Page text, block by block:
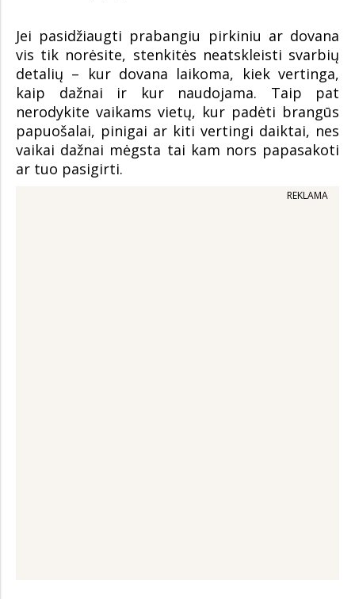
Jei pasidžiaugti prabangiu pirkiniu ar dovana
vis tik norėsite, stenkitės neatskleisti svarbių
detalių – kur dovana laikoma, kiek vertinga,
kaip dažnai ir kur naudojama. Taip pat
nerodykite vaikams vietų, kur padėti brangūs
papuošalai, pinigai ar kiti vertingi daiktai, nes
vaikai dažnai mėgsta tai kam nors papasakoti
ar tuo pasigirti.
REKLAMA